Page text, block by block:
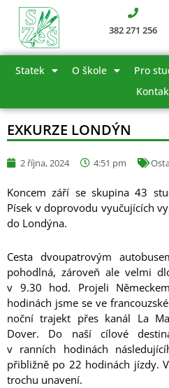
Přeskočit
obsah
382 271 256
Statek O škole Pro
EXKURZE LONDÝN
2 října, 2024 4:51 pm
Koncem září se skupina 43
Písek v doprovodu vyučujících
do Londýna.
Cesta dvoupatrovým
pohodlná, zároveň ale velmi
v 9.30 hod. Projeli
hodinách jsme se ve
noční trajekt přes kanál La
Dover. Do naší cílové
v ranních hodinách
přibližně po 22 hodinách jízdy.
trochu unavení.